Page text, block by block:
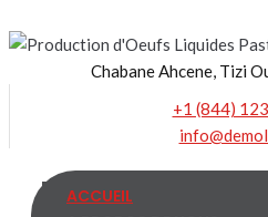
to
Chabane Ahcene, Tizi
+1 (844)
ACCUEIL